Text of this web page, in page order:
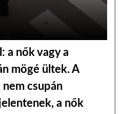
a nők vagy a
mögé ültek. A
csupán
a nők